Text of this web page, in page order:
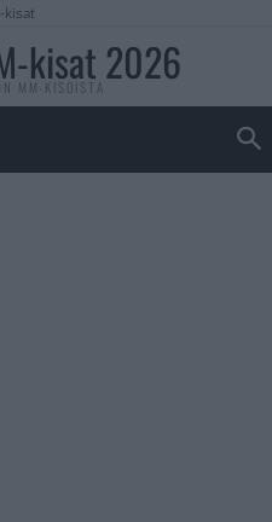
kisat
kisat 2026
MM-KISOISTA